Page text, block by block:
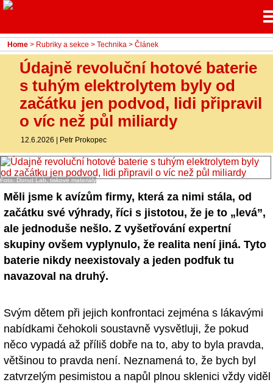
Home
Rubriky
- Testy aut
- Jízdní dojmy a další testy
- Bleskovky
- Představení
- Fascinace a historie
- Život řidiče
- Tuning
- Technika
- Zajímavosti
Diskuzní fórum
Sledujte nás!
Home > Rubriky a sekce > Technika > Článek
Údajně revoluční hotové baterie
s tuhým elektrolytem byly od
začátku jen podvod, lidi připravil
o víc než půl miliardy
12.6.2026 | Petr Prokopec
Foto: Donut Lab, tiskové materiály
Měli jsme k avízům firmy, která za nimi stála, od
začátku své výhrady, říci s jistotou, že je to „levá”,
ale jednoduše nešlo. Z vyšetřování expertní
skupiny ovšem vyplynulo, že realita není jiná. Tyto
baterie nikdy neexistovaly a jeden podfuk tu
navazoval na druhý.
Svým dětem při jejich konfrontaci zejména s lákavými
nabídkami čehokoli soustavně vysvětluji, že pokud
něco vypadá až příliš dobře na to, aby to byla pravda,
většinou to pravda není. Neznamená to, že bych byl
zatvrzelým pesimistou a napůl plnou sklenici vždy viděl